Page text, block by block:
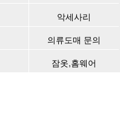
악세사리
의류도매 문의
잠옷,홈웨어